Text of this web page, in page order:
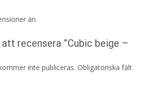
än.
recensera ”Cubic beige –
inte publiceras. Obligatoriska fält